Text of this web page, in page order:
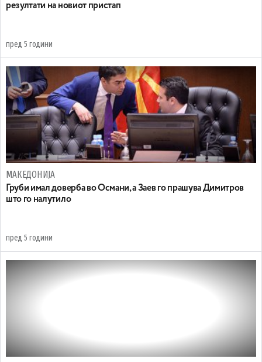
резултати на новиот пристап
пред 5 години
МАКЕДОНИЈА
Груби имал доверба во Османи, а Заев го прашува Димитров
што го налутило
пред 5 години